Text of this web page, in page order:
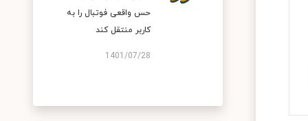
حس واقعی فوتبال را به
کاربر منتقل کند
1401/07/28